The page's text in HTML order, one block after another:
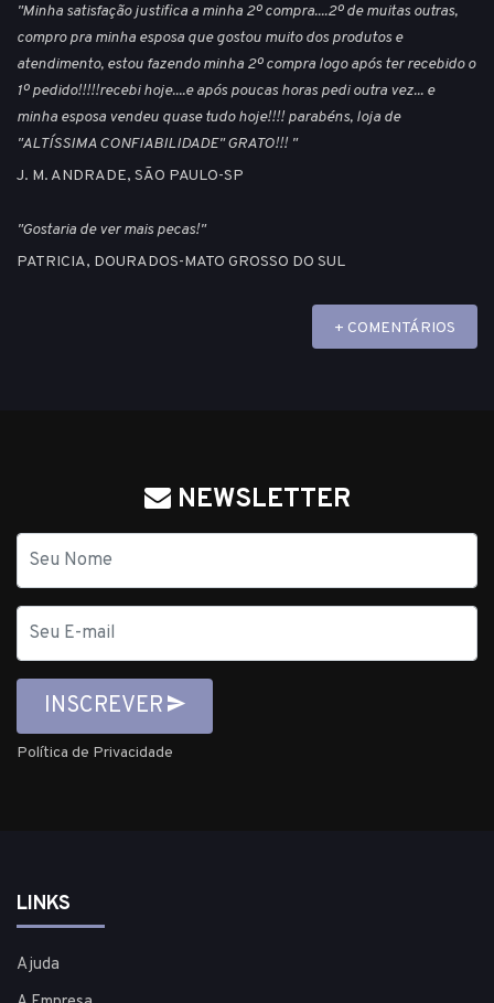
"Minha satisfação justifica a minha 2º compra....2º de muitas outras,
compro pra minha esposa que gostou muito dos produtos e
atendimento, estou fazendo minha 2º compra logo após ter recebido o
1º pedido!!!!!recebi hoje....e após poucas horas pedi outra vez... e
minha esposa vendeu quase tudo hoje!!!! parabéns, loja de
"ALTÍSSIMA CONFIABILIDADE" GRATO!!! "
J. M. ANDRADE, SÃO PAULO-SP
"Gostaria de ver mais pecas!"
PATRICIA, DOURADOS-MATO GROSSO DO SUL
+ COMENTÁRIOS
NEWSLETTER
mail
INSCREVER
Política de Privacidade
LINKS
Ajuda